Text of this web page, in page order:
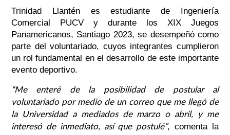
Trinidad Llantén es estudiante de Ingeniería
Comercial PUCV y durante los XIX Juegos
Panamericanos, Santiago 2023, se desempeñó como
parte del voluntariado, cuyos integrantes cumplieron
un rol fundamental en el desarrollo de este importante
evento deportivo.
“Me enteré de la posibilidad de postular al
voluntariado por medio de un correo que me llegó de
la Universidad a mediados de marzo o abril, y me
interesó de inmediato, así que postulé”, comenta la